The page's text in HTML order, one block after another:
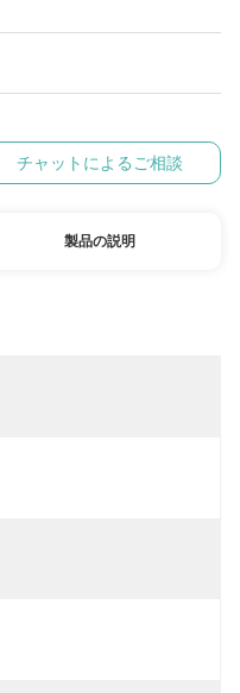
チャットによるご相談
製品の説明